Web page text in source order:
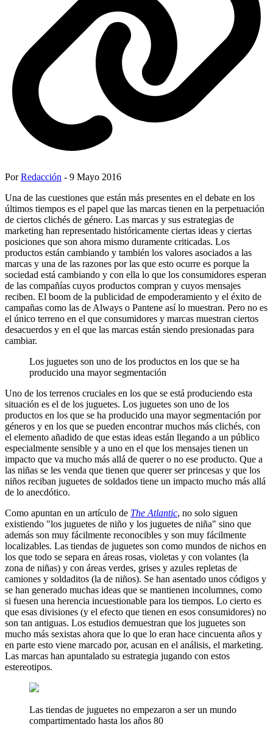
PorRedacción - 9 Mayo 2016
Una de las cuestiones que están más presentes en el debate en los
últimos tiempos es el papel que las marcas tienen en la perpetuación
de ciertos clichés de género. Las marcas y sus estrategias de
marketing han representado históricamente ciertas ideas y ciertas
posiciones que son ahora mismo duramente criticadas. Los
productos están cambiando y también los valores asociados a las
marcas y una de las razones por las que esto ocurre es porque la
sociedad está cambiando y con ella lo que los consumidores esperan
de las compañías cuyos productos compran y cuyos mensajes
reciben. El boom de la publicidad de empoderamiento y el éxito de
campañas como las de Always o Pantene así lo muestran. Pero no es
el único terreno en el que consumidores y marcas muestran ciertos
desacuerdos y en el que las marcas están siendo presionadas para
cambiar.
Los juguetes son uno de los productos en los que se ha
producido una mayor segmentación
Uno de los terrenos cruciales en los que se está produciendo esta
situación es el de los juguetes. Los juguetes son uno de los
productos en los que se ha producido una mayor segmentación por
géneros y en los que se pueden encontrar muchos más clichés, con
el elemento añadido de que estas ideas están llegando a un público
especialmente sensible y a uno en el que los mensajes tienen un
impacto que va mucho más allá de querer o no ese producto. Que a
las niñas se les venda que tienen que querer ser princesas y que los
niños reciban juguetes de soldados tiene un impacto mucho más allá
de lo anecdótico.
Como apuntan en un artículo de The Atlantic, no solo siguen
existiendo "los juguetes de niño y los juguetes de niña" sino que
además son muy fácilmente reconocibles y son muy fácilmente
localizables. Las tiendas de juguetes son como mundos de nichos en
los que todo se separa en áreas rosas, violetas y con volantes (la
zona de niñas) y con áreas verdes, grises y azules repletas de
camiones y soldaditos (la de niños). Se han asentado unos códigos y
se han generado muchas ideas que se mantienen incolumnes, como
si fuesen una herencia incuestionable para los tiempos. Lo cierto es
que esas divisiones (y el efecto que tienen en esos consumidores) no
son tan antiguas. Los estudios demuestran que los juguetes son
mucho más sexistas ahora que lo que lo eran hace cincuenta años y
en parte esto viene marcado por, acusan en el análisis, el marketing.
Las marcas han apuntalado su estrategia jugando con estos
estereotipos.
Las tiendas de juguetes no empezaron a ser un mundo
compartimentado hasta los años 80